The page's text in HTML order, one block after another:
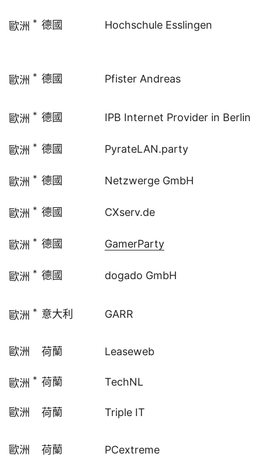
歐洲 * 德國 Hochschule Esslingen
歐洲 * 德國 Pfister Andreas
歐洲 * 德國 IPB Internet Provider in Berlin
歐洲 * 德國 PyrateLAN.party
歐洲 * 德國 Netzwerge GmbH
歐洲 * 德國 CXserv.de
歐洲 * 德國 GamerParty
歐洲 * 德國 dogado GmbH
歐洲 * 意大利 GARR
歐洲 荷蘭 Leaseweb
歐洲 * 荷蘭 TechNL
歐洲 荷蘭 Triple IT
歐洲 荷蘭 PCextreme